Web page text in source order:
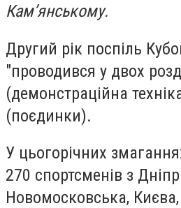
Кам’янському.
Другий рік поспіль
"проводився у двох
(демонстраційна
(поєдинки).
У цьогорічних
270 спортсменів з
Новомосковська,